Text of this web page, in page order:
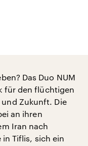
Das Duo NUM
für den flüchtigen
Zukunft. Die
an ihren
Iran nach
Tiflis, sich ein